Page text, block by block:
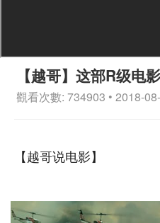
【越哥】这部R级电
觀看次數: 734903 • 2018-
【越哥说电影】